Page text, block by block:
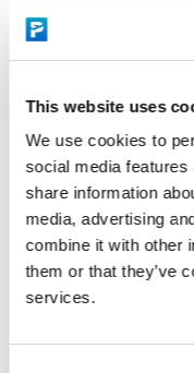
This website uses
We use cookies to
social media
share information
media, advertising
combine it with other
them or that they’ve
services.
Valet parking
Adresgegevens